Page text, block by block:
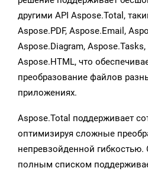
другими API Aspose.Total,
Aspose.PDF, Aspose.Email,
Aspose.Diagram, Aspose.Tasks,
Aspose.HTML, что
преобразование файлов
приложениях.
Aspose.Total поддерживает
оптимизируя сложные
непревзойденной гибкостью.
полным списком